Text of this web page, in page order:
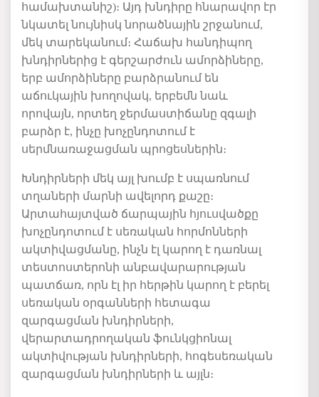
համախտանիշ)։ Այդ խնդիրը հնարավոր էր
նկատել նույնիսկ նորածնային շրջանում,
մեկ տարեկանում։ Հաճախ հանդիպող
խնդիրներից է գերշարժուն ամորձիները,
երբ ամորձիները բարձրանում են
աճուկային խողովակ, երբեմն նաև
որովայն, որտեղ ջերմաստիճանը զգալի
բարձր է, ինչը խոչընդոտում է
սերմնառաջացման պրոցեսներին։
Խնդիրների մեկ այլ խումբ է սպառնում
տղաների մարնի ավելորդ քաշը։
Արտահայտված ճարպային հյուսվածքը
խոչընդոտում է սեռական հորմոնների
ակտիվացմանը, ինչն էլ կարող է դառնալ
տեստոստերոնի անբավարարության
պատճառ, որն էլ իր հերթին կարող է բերել
սեռական օրգանների հետագա
զարգացման խնդիրների,
վերարտադրողական ֆունկցիոնալ
ակտիվության խնդիրների, հոգեսեռական
զարգացման խնդիրների և այլն։